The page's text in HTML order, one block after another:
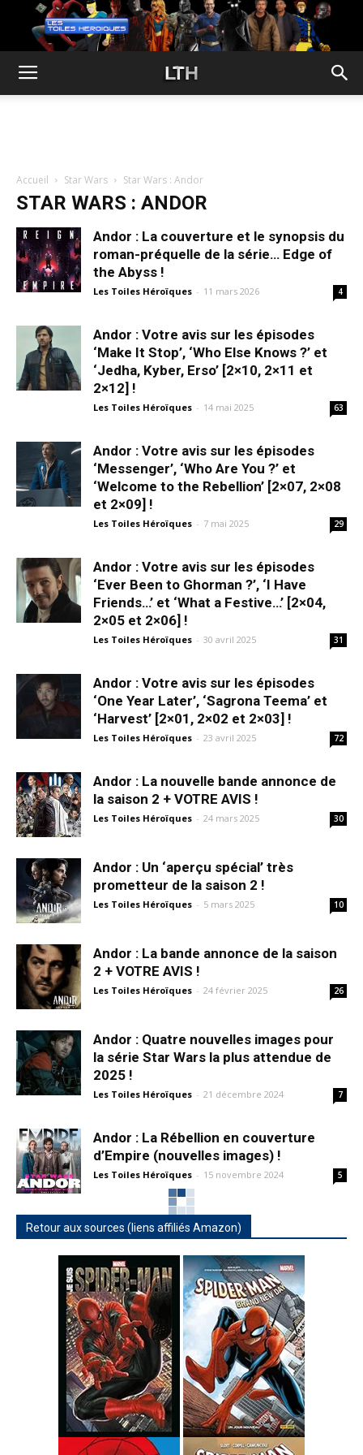
Accueil Star Wars Star Wars : Andor
STAR WARS : ANDOR
Andor : La couverture et le synopsis du
roman-préquelle de la série… Edge of
the Abyss !
Les Toiles Héroïques - 11 mars 2026 4
Andor : Votre avis sur les épisodes
‘Make It Stop’, ‘Who Else Knows ?’ et
‘Jedha, Kyber, Erso’ [2×10, 2×11 et
2×12] !
Les Toiles Héroïques - 14 mai 2025 63
Andor : Votre avis sur les épisodes
‘Messenger’, ‘Who Are You ?’ et
‘Welcome to the Rebellion’ [2×07, 2×08
et 2×09] !
Les Toiles Héroïques - 7 mai 2025 29
Andor : Votre avis sur les épisodes
‘Ever Been to Ghorman ?’, ‘I Have
Friends…’ et ‘What a Festive…’ [2×04,
2×05 et 2×06] !
Les Toiles Héroïques - 30 avril 2025 31
Andor : Votre avis sur les épisodes
‘One Year Later’, ‘Sagrona Teema’ et
‘Harvest’ [2×01, 2×02 et 2×03] !
Les Toiles Héroïques - 23 avril 2025 72
Andor : La nouvelle bande annonce de
la saison 2 + VOTRE AVIS !
Les Toiles Héroïques - 24 mars 2025 30
Andor : Un ‘aperçu spécial’ très
prometteur de la saison 2 !
Les Toiles Héroïques - 5 mars 2025 10
Andor : La bande annonce de la saison
2 + VOTRE AVIS !
Les Toiles Héroïques - 24 février 2025 26
Andor : Quatre nouvelles images pour
la série Star Wars la plus attendue de
2025 !
Les Toiles Héroïques - 21 décembre 2024 7
Andor : La Rébellion en couverture
d’Empire (nouvelles images) !
Les Toiles Héroïques - 15 novembre 2024 5
Retour aux sources (liens affiliés Amazon)